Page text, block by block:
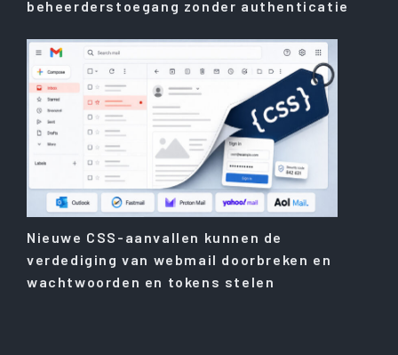
beheerderstoegang zonder authenticatie
Nieuwe CSS-aanvallen kunnen de
verdediging van webmail doorbreken en
wachtwoorden en tokens stelen